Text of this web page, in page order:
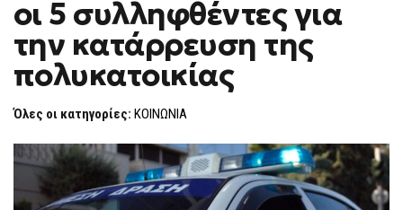
5
ΣΥΛΛΗΦΘΈΝΤΕΣ
ΓΙΑ
ΤΗΝ
ΚΑΤΆΡΡΕΥΣΗ
ΤΗΣ
ΠΟΛΥΚΑΤΟΙΚΊΑΣ
οι 5 συλληφθέντες για
την κατάρρευση της
πολυκατοικίας
Όλες οι κατηγορίες: ΚΟΙΝΩΝΙΑ